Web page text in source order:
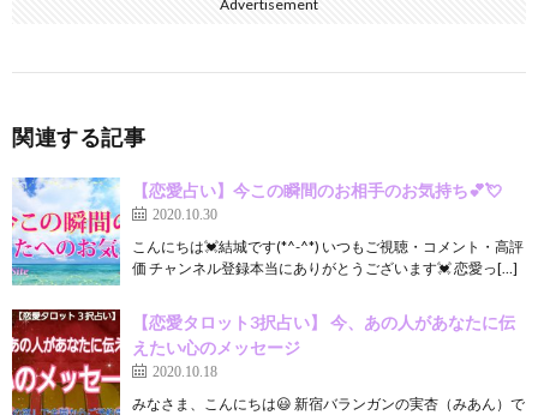
Advertisement
関連する記事
【恋愛占い】今この瞬間のお相手のお気持ち💕💘
2020.10.30
こんにちは💓結城です(*^-^*) いつもご視聴・コメント・高評
価 チャンネル登録本当にありがとうございます💓 恋愛っ[…]
【恋愛タロット3択占い】 今、あの人があなたに伝
えたい心のメッセージ
2020.10.18
みなさま、こんにちは😃 新宿バランガンの実杏（みあん）で